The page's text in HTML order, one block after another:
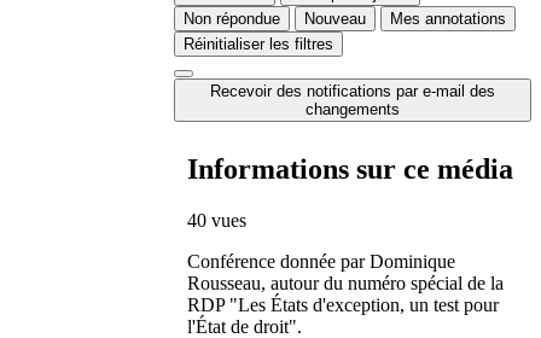
Non répondue
Nouveau
Mes annotations
Réinitialiser les filtres
Recevoir des notifications par e-mail des
changements
Informations sur ce média
40 vues
Conférence donnée par Dominique
Rousseau, autour du numéro spécial de la
RDP "Les États d'exception, un test pour
l'État de droit".